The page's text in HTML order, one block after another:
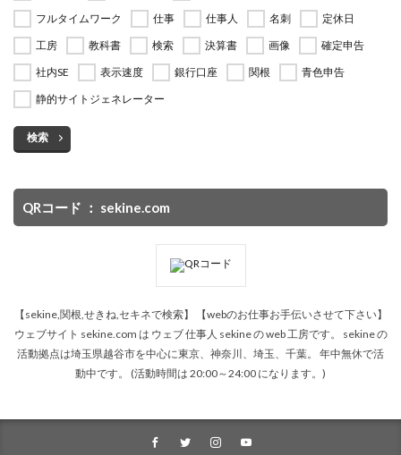
フルタイムワーク
仕事 仕事人 名刺
定休日
工房
教科書 検索 決算書 画像
確定申告
社内SE
表示速度 銀行口座 関根
青色申告
静的サイトジェネレーター
検索
QRコード ： sekine.com
【sekine,関根,せきね,セキネで検索】 【webのお仕事お手伝いさせて下さい】
ウェブサイト sekine.com は ウェブ 仕事人 sekine の web 工房です。 sekine の
活動拠点は埼玉県越谷市を中心に東京、神奈川、埼玉、千葉。 年中無休で活
動中です。 (活動時間は 20:00～24:00 になります。)